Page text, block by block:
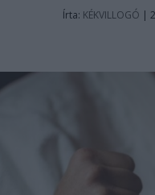
Írta: KÉKVILLOGÓ |